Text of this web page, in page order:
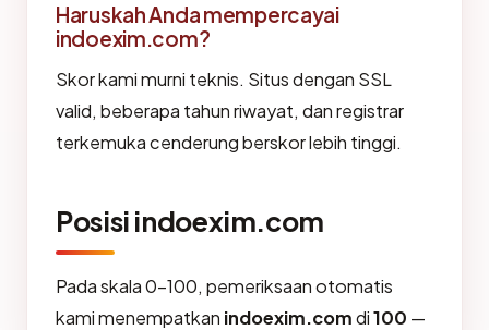
Haruskah Anda mempercayai
indoexim.com?
Skor kami murni teknis. Situs dengan SSL
valid, beberapa tahun riwayat, dan registrar
terkemuka cenderung berskor lebih tinggi.
Posisi indoexim.com
Pada skala 0-100, pemeriksaan otomatis
kami menempatkan indoexim.comdi100 —